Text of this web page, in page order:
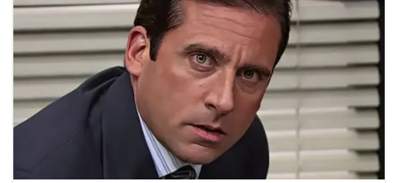
Banking-Y1MY) milik Najib.
Dalam pada itu, Muhammad Shafee sekali lagi
menyatakan Najib adalah mangsa keadaan malah
memberi gambaran seperti sebuah filem, akhirnya yang
disangka jahat itu sebenarnya tidak bersalah.
“Kes ini sangat menarik, ramai yang akan terdedah